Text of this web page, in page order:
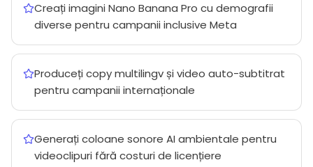
Creați imagini Nano Banana Pro cu demografii
diverse pentru campanii inclusive Meta
Produceți copy multilingv și video auto-subtitrat
pentru campanii internaționale
Generați coloane sonore AI ambientale pentru
videoclipuri fără costuri de licențiere